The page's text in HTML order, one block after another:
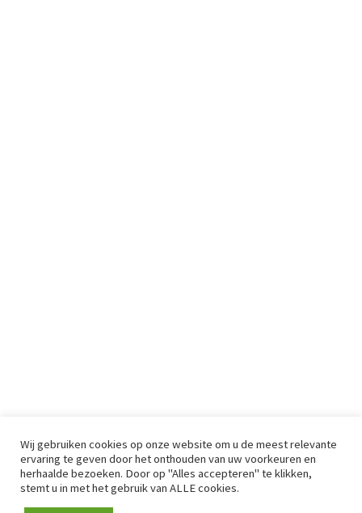
Wij gebruiken cookies op onze website om u de meest relevante
ervaring te geven door het onthouden van uw voorkeuren en
herhaalde bezoeken. Door op "Alles accepteren" te klikken,
stemt u in met het gebruik van ALLE cookies.